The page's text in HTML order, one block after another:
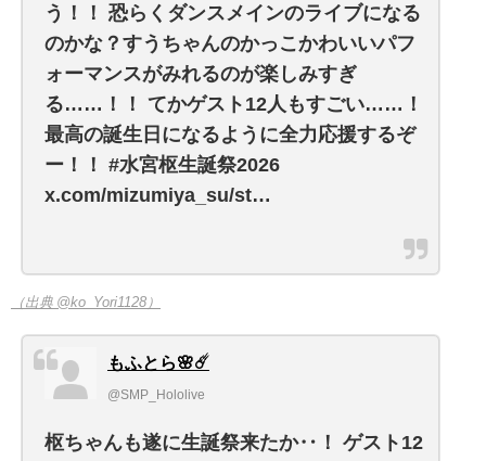
う！！ 恐らくダンスメインのライブになる
のかな？すうちゃんのかっこかわいいパフ
ォーマンスがみれるのが楽しみすぎ
る……！！ てかゲスト12人もすごい……！
最高の誕生日になるように全力応援するぞ
ー！！ #水宮枢生誕祭2026
x.com/mizumiya_su/st…
（出典 @ko_Yori1128）
もふとら🌸☄️
@SMP_Hololive
枢ちゃんも遂に生誕祭来たか‥！ ゲスト12